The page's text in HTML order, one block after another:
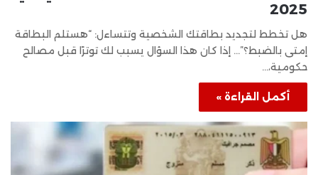
2025
هل تخطط لتجديد بطاقتك الشخصية وتتساءل: “هستلم البطاقة
إمتى بالضبط؟”… إذا كان هذا السؤال يسبب لك توترًا قبل مصالح
حكومية،…
أكمل القراءة »